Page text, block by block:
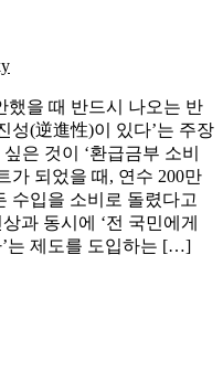
했을 때 반드시 나오는 반
성(逆進性)이 있다’는 주장
은 것이 ‘환급금부 소비
가 되었을 때, 연수 200만
수입을 소비로 돌렸다고
과 동시에 ‘전 국민에게
는 제도를 도입하는 […]